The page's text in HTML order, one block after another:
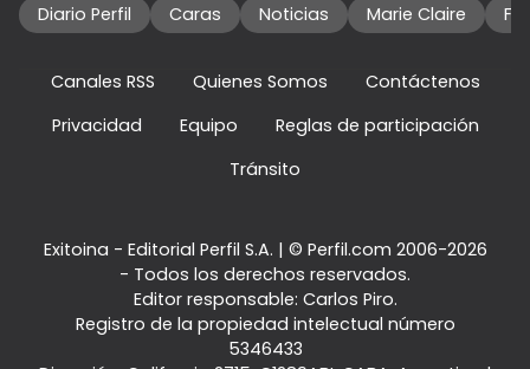
Diario Perfil Caras Noticias Marie Claire
Canales RSS Quienes Somos
Contáctenos
Privacidad
Equipo
Reglas de participación
Tránsito
Exitoina - Editorial Perfil S.A. | © Perfil.com 2006-2026
- Todos los derechos reservados.
Editor responsable: Carlos Piro.
Registro de la propiedad intelectual número
5346433